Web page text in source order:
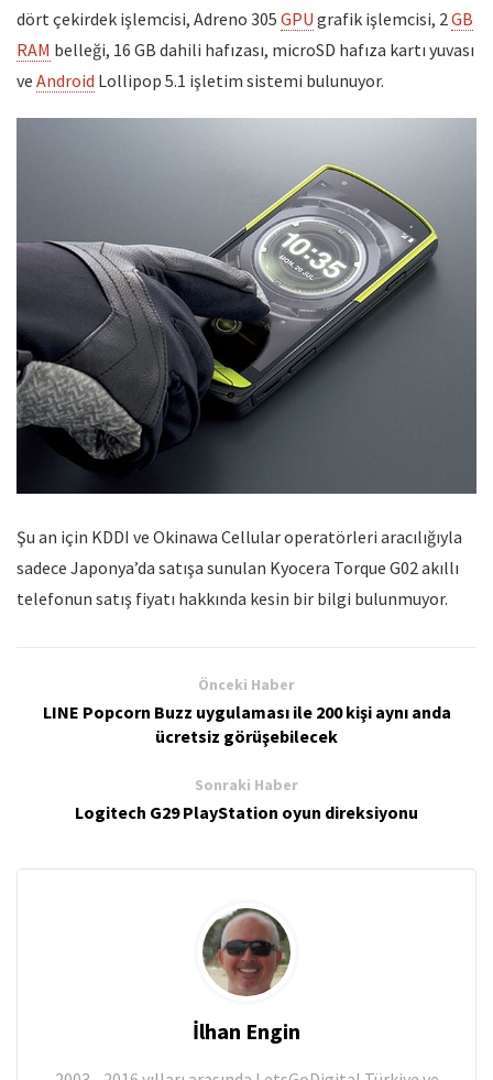
dört çekirdek işlemcisi, Adreno 305 GPU grafik işlemcisi, 2 GB
RAM belleği, 16 GB dahili hafızası, microSD hafıza kartı yuvası
ve Android Lollipop 5.1 işletim sistemi bulunuyor.
Şu an için KDDI ve Okinawa Cellular operatörleri aracılığıyla
sadece Japonya’da satışa sunulan Kyocera Torque G02 akıllı
telefonun satış fiyatı hakkında kesin bir bilgi bulunmuyor.
Önceki Haber
LINE Popcorn Buzz uygulaması ile 200 kişi aynı anda
ücretsiz görüşebilecek
Sonraki Haber
Logitech G29 PlayStation oyun direksiyonu
İlhan Engin